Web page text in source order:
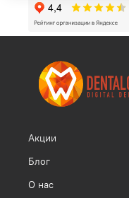
Акции
Блог
О нас